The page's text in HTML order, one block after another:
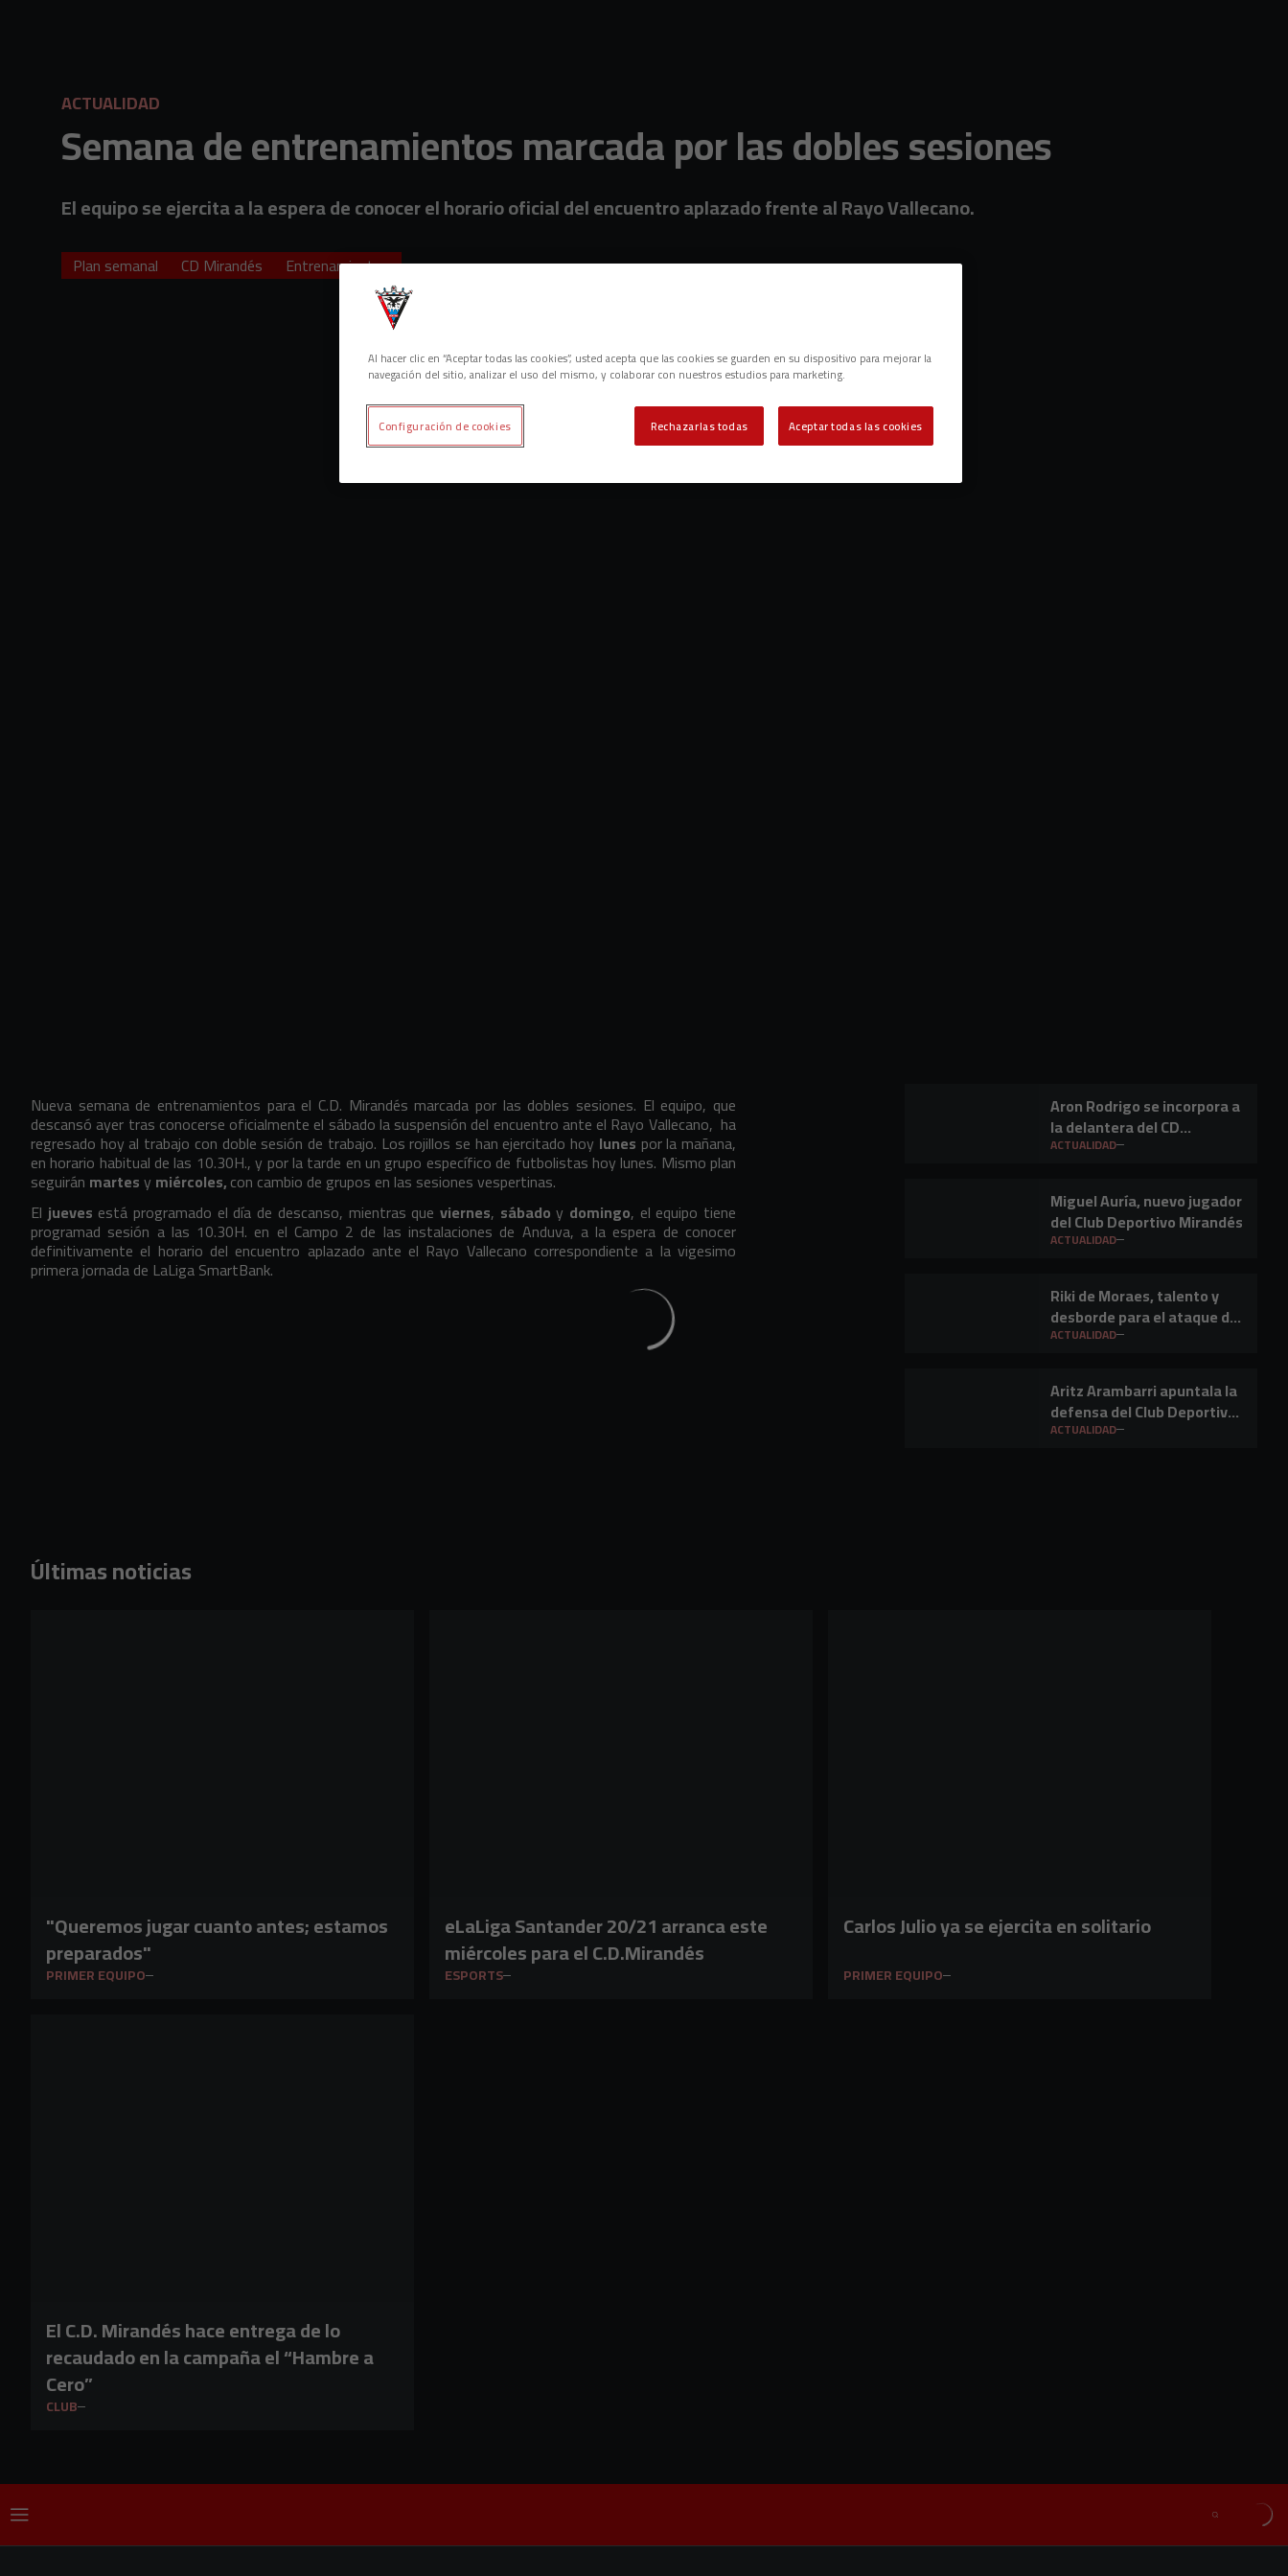
ACTUALIDAD
Semana de entrenamientos marcada por las dobles sesiones
El equipo se ejercita a la espera de conocer el horario oficial del encuentro aplazado frente al Rayo Vallecano.
Plan semanal CD Mirandés Entrenamientos
Nueva semana de entrenamientos para el C.D. Mirandés marcada por las dobles sesiones. El equipo, que
descansó ayer tras conocerse oficialmente el sábado la suspensión del encuentro ante el Rayo Vallecano, ha
regresado hoy al trabajo con doble sesión de trabajo. Los rojillos se han ejercitado hoy lunes por la mañana,
en horario habitual de las 10.30H., y por la tarde en un grupo específico de futbolistas hoy lunes. Mismo plan
seguirán martesy miércoles,con cambio de grupos en las sesiones vespertinas.
Eljueves está programado el día de descanso, mientras que viernes, sábado y domingo, el equipo tiene
programad sesión a las 10.30H. en el Campo 2 de las instalaciones de Anduva, a la espera de conocer
definitivamente el horario del encuentro aplazado ante el Rayo Vallecano correspondiente a la vigesimo
primera jornada de LaLiga SmartBank.
Aron Rodrigo se incorpora a
la delantera del CD
Mirandés
ACTUALIDAD
Miguel Auría, nuevo jugador
del Club Deportivo Mirandés
ACTUALIDAD
Riki de Moraes, talento y
desborde para el ataque del
Club Deportivo Mirandés
ACTUALIDAD
Aritz Arambarri apuntala la
defensa del Club Deportivo
Mirandés
ACTUALIDAD
Últimas noticias
"Queremos jugar cuanto antes; estamos
preparados"
PRIMER EQUIPO
eLaLiga Santander 20/21 arranca este
miércoles para el C.D.Mirandés
ESPORTS
Carlos Julio ya se ejercita en solitario
PRIMER EQUIPO
El C.D. Mirandés hace entrega de lo
recaudado en la campaña el “Hambre a
Cero”
CLUB
Al hacer clic en “Aceptar todas las cookies”, usted acepta que las cookies se guarden en su dispositivo para mejorar la
navegación del sitio, analizar el uso del mismo, y colaborar con nuestros estudios para marketing.
Rechazarlas todas Aceptar todas las cookies
Configuración de cookies